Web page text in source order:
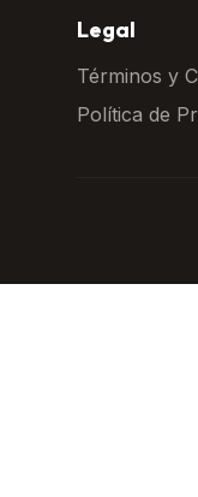
Legal
Términos y
Política de